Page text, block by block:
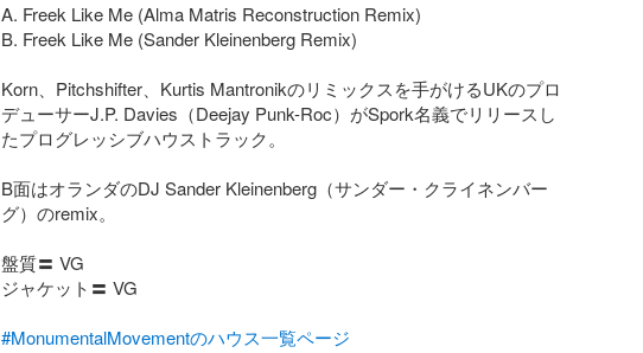
A. Freek Like Me (Alma Matris Reconstruction Remix)
B. Freek Like Me (Sander Kleinenberg Remix)
Korn、Pitchshifter、Kurtis Mantronikのリミックスを手がけるUKのプロ
デューサーJ.P. Davies（Deejay Punk-Roc）がSpork名義でリリースし
たプログレッシブハウストラック。
B面はオランダのDJ Sander Kleinenberg（サンダー・クライネンバー
グ）のremix。
盤質〓 VG
ジャケット〓 VG
#MonumentalMovementのハウス一覧ページ